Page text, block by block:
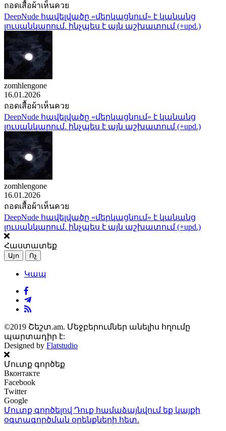
ถอดเสื้อผ้าเห็นควย
DeepNude հավելվածը «մերկացնում» է կանանց
լուսանկարում. ինչպես է այն աշխատում (+upd.)
zomhlengone
16.01.2026
ถอดเสื้อผ้าเห็นควย
DeepNude հավելվածը «մերկացնում» է կանանց
լուսանկարում. ինչպես է այն աշխատում (+upd.)
zomhlengone
16.01.2026
ถอดเสื้อผ้าเห็นควย
DeepNude հավելվածը «մերկացնում» է կանանց
լուսանկարում. ինչպես է այն աշխատում (+upd.)
Հաստատեք
Այո Ոչ
Կապ
©2019 Շեշտ.am. Մեջբերումներ անելիս հղումը
պարտադիր է:
Designed by Flatstudio
Մուտք գործեք
Вконтакте
Facebook
Twitter
Google
Մուտք գործելով Դուք համաձայնվում եք կայքի
օգտագործման օրենքների հետ.